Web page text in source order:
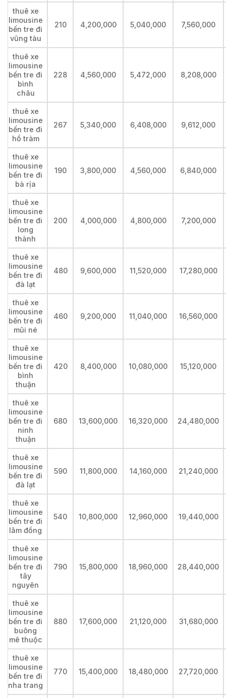
thuê xe
limousine
bến tre đi
vũng tàu
210 4,200,000 5,040,000 7,560,000
thuê xe
limousine
bến tre đi
bình
châu
228 4,560,000 5,472,000 8,208,000
thuê xe
limousine
bến tre đi
hồ tràm
267 5,340,000 6,408,000 9,612,000
thuê xe
limousine
bến tre đi
bà rịa
190 3,800,000 4,560,000 6,840,000
thuê xe
limousine
bến tre đi
long
thành
200 4,000,000 4,800,000 7,200,000
thuê xe
limousine
bến tre đi
đà lạt
480 9,600,000 11,520,000 17,280,000
thuê xe
limousine
bến tre đi
mũi né
460 9,200,000 11,040,000 16,560,000
thuê xe
limousine
bến tre đi
bình
thuận
420 8,400,000 10,080,000 15,120,000
thuê xe
limousine
bến tre đi
ninh
thuận
680 13,600,000 16,320,000 24,480,000
thuê xe
limousine
bến tre đi
đà lạt
590 11,800,000 14,160,000 21,240,000
thuê xe
limousine
bến tre đi
lâm đồng
540 10,800,000 12,960,000 19,440,000
thuê xe
limousine
bến tre đi
tây
nguyên
790 15,800,000 18,960,000 28,440,000
thuê xe
limousine
bến tre đi
buông
mê thuộc
880 17,600,000 21,120,000 31,680,000
thuê xe
limousine
bến tre đi
nha trang
770 15,400,000 18,480,000 27,720,000